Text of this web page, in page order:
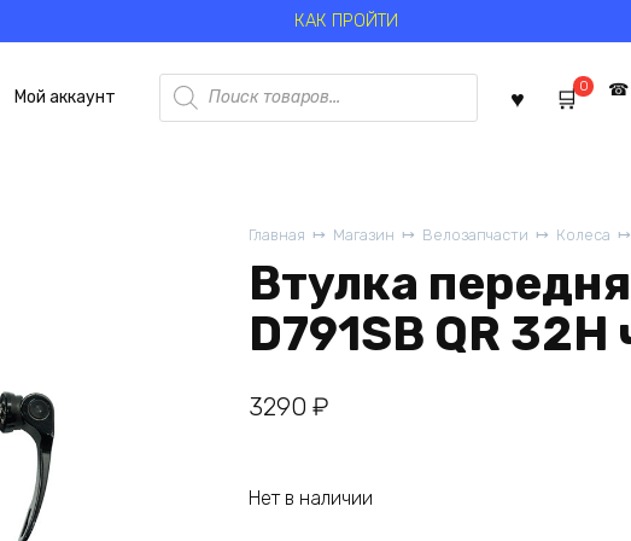
КАК ПРОЙТИ
Мой аккаунт
Поиск
товаров
0
Главная
Магазин Велозапчасти Колеса
Втулка
D791SB QR 32Н
3290 ₽
Нет в наличии